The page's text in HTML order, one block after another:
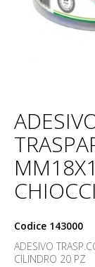
Codice 143000
ADESIVO
CILINDRO 20 PZ